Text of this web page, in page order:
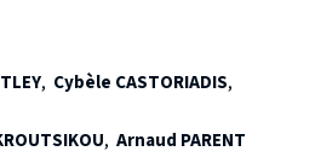
leurs caractères et leurs styles
opposés, les deux
veulent pas annuler leur
de s’entraider afin
de l'autre. Notre star de
, Cybèle CASTORIADIS,
, Arnaud PARENT